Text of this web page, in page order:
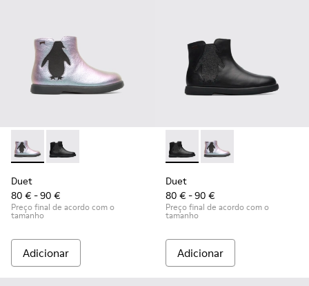
Duet - K900183-002 - Multicolor
Duet - K900183-003 - Black
Duet
80 € - 90 €
Preço final de acordo com o
tamanho
Adicionar
Duet - K900183-003 - Black
Duet - K900183-002
Duet
80 € - 90 €
Preço final de acordo com o
tamanho
Adicionar